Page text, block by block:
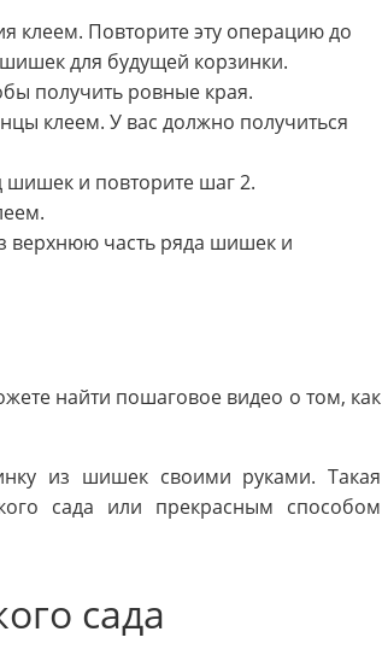
клеем. Повторите эту операцию до
для будущей корзинки.
получить ровные края.
клеем. У вас должно получиться
шишек и повторите шаг 2.
верхнюю часть ряда шишек и
найти пошаговое видео о том, как
из шишек своими руками. Такая
сада или прекрасным способом
сада